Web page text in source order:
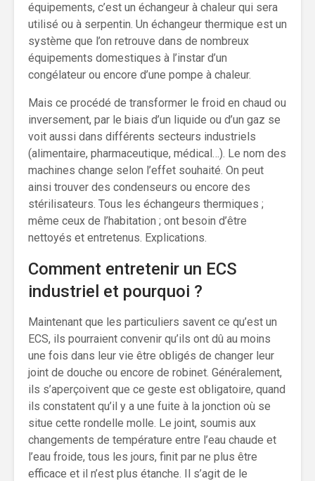
équipements, c’est un échangeur à chaleur qui sera
utilisé ou à serpentin. Un échangeur thermique est un
système que l’on retrouve dans de nombreux
équipements domestiques à l’instar d’un
congélateur ou encore d’une pompe à chaleur.
Mais ce procédé de transformer le froid en chaud ou
inversement, par le biais d’un liquide ou d’un gaz se
voit aussi dans différents secteurs industriels
(alimentaire, pharmaceutique, médical…). Le nom des
machines change selon l’effet souhaité. On peut
ainsi trouver des condenseurs ou encore des
stérilisateurs. Tous les échangeurs thermiques ;
même ceux de l’habitation ; ont besoin d’être
nettoyés et entretenus. Explications.
Comment entretenir un ECS
industriel et pourquoi ?
Maintenant que les particuliers savent ce qu’est un
ECS, ils pourraient convenir qu’ils ont dû au moins
une fois dans leur vie être obligés de changer leur
joint de douche ou encore de robinet. Généralement,
ils s’aperçoivent que ce geste est obligatoire, quand
ils constatent qu’il y a une fuite à la jonction où se
situe cette rondelle molle. Le joint, soumis aux
changements de température entre l’eau chaude et
l’eau froide, tous les jours, finit par ne plus être
efficace et il n’est plus étanche. Il s’agit de le